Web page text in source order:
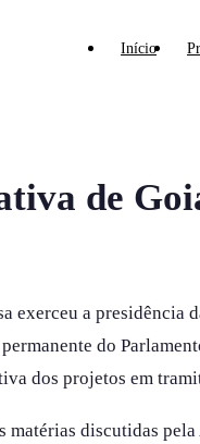
Início
de
exerceu a presidência
do
dos projetos em
matérias discutidas pela